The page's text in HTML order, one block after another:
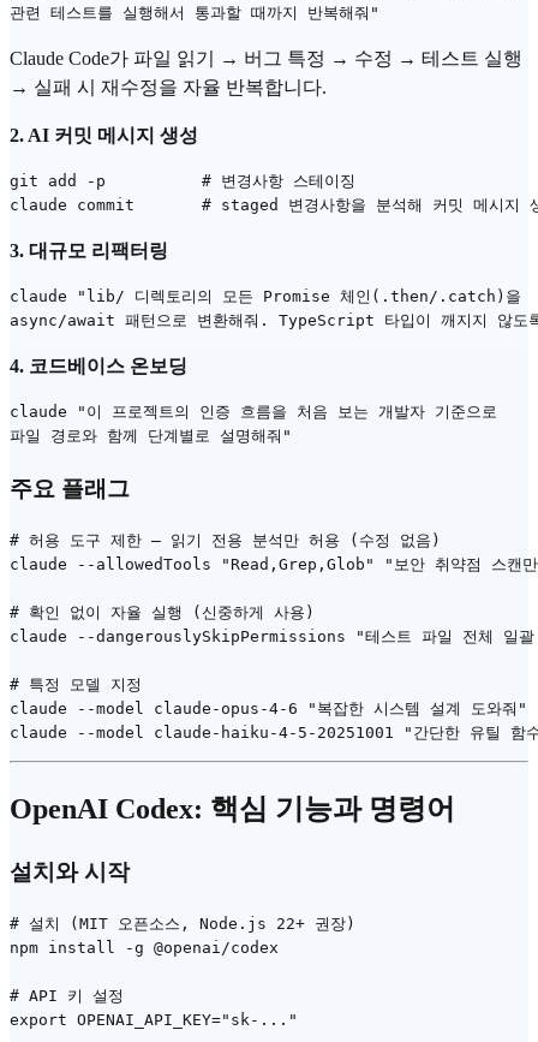
Claude Code가 파일 읽기 → 버그 특정 → 수정 → 테스트 실행
→ 실패 시 재수정을 자율 반복합니다.
2. AI 커밋 메시지 생성
git add -p          # 변경사항 스테이징
3. 대규모 리팩터링
claude "lib/ 디렉토리의 모든 Promise 체인(.then/.catch)을
4. 코드베이스 온보딩
claude "이 프로젝트의 인증 흐름을 처음 보는 개발자 기준으로
주요 플래그
# 허용 도구 제한 — 읽기 전용 분석만 허용 (수정 없음)
claude --allowedTools "Read,Grep,Glob" "보안 취약점 스캔
# 확인 없이 자율 실행 (신중하게 사용)
claude --dangerouslySkipPermissions "테스트 파일 전체 일괄
# 특정 모델 지정
claude --model claude-opus-4-6 "복잡한 시스템 설계 도와줘"
OpenAI Codex: 핵심 기능과 명령어
설치와 시작
# 설치 (MIT 오픈소스, Node.js 22+ 권장)
npm install -g @openai/codex
# API 키 설정
export OPENAI_API_KEY="sk-..."